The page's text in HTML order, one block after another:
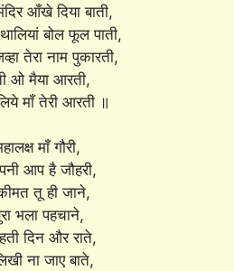
आँखे दिया बाती,
बोल फूल पाती,
तेरा नाम पुकारती,
ओ मैया आरती,
माँ तेरी आरती ॥
माँ गौरी,
आप है जौहरी,
तू ही जाने,
भला पहचाने,
दिन और राते,
ना जाए बाते,